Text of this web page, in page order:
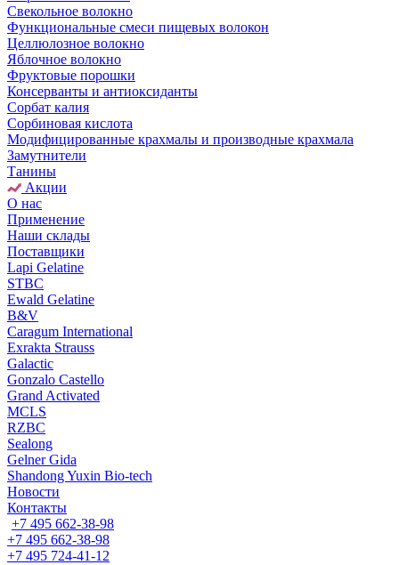
Свекольное волокно
Функциональные смеси пищевых волокон
Целлюлозное волокно
Яблочное волокно
Фруктовые порошки
Консерванты и антиоксиданты
Сорбат калия
Сорбиновая кислота
Модифицированные крахмалы и производные крахмала
Замутнители
Танины
Акции
О нас
Применение
Наши склады
Поставщики
Lapi Gelatine
STBC
Ewald Gelatine
B&V
Caragum International
Exrakta Strauss
Galactic
Gonzalo Castello
Grand Activated
MCLS
RZBC
Sealong
Gelner Gida
Shandong Yuxin Bio-tech
Новости
Контакты
+7 495 662-38-98
+7 495 662-38-98
+7 495 724-41-12